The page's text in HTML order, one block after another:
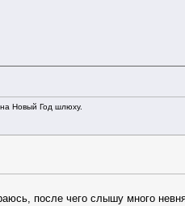
Новый Год шлюху.
после чего слышу много